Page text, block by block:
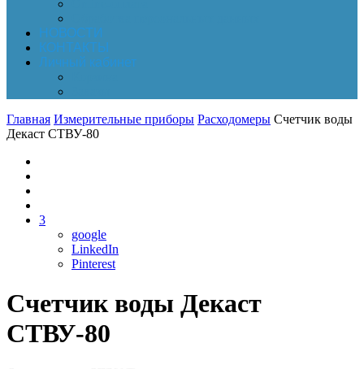
НОВОСТИ
КОНТАКТЫ
Личный кабинет
Главная Измерительные приборы Расходомеры Счетчик воды
Декаст СТВУ-80
3
google
LinkedIn
Pinterest
Счетчик воды Декаст
СТВУ-80